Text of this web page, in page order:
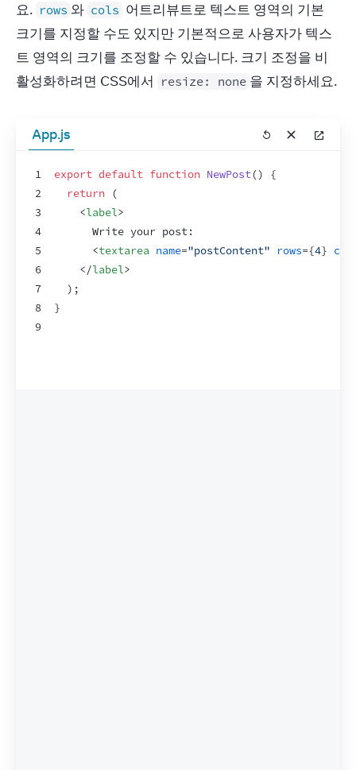
요. rows 와 cols 어트리뷰트로 텍스트 영역의 기본
크기를 지정할 수도 있지만 기본적으로 사용자가 텍스
트 영역의 크기를 조정할 수 있습니다. 크기 조정을 비
활성화하려면 CSS에서
resize: none 을 지정하세요.
App.js
1
2
3
4
5
6
7
8
9
export default function NewPost()
{
return
(
<label>
      Write your post:
<textarea name="postContent" rows={4}
</label>
) ;
}